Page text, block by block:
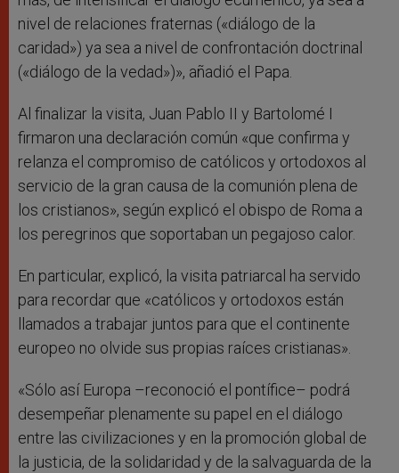
nivel de relaciones fraternas («diálogo de la
caridad») ya sea a nivel de confrontación doctrinal
(«diálogo de la vedad»)», añadió el Papa.
Al finalizar la visita, Juan Pablo II y Bartolomé I
firmaron una declaración común «que confirma y
relanza el compromiso de católicos y ortodoxos al
servicio de la gran causa de la comunión plena de
los cristianos», según explicó el obispo de Roma a
los peregrinos que soportaban un pegajoso calor.
En particular, explicó, la visita patriarcal ha servido
para recordar que «católicos y ortodoxos están
llamados a trabajar juntos para que el continente
europeo no olvide sus propias raíces cristianas».
«Sólo así Europa –reconoció el pontífice– podrá
desempeñar plenamente su papel en el diálogo
entre las civilizaciones y en la promoción global de
la justicia, de la solidaridad y de la salvaguarda de la